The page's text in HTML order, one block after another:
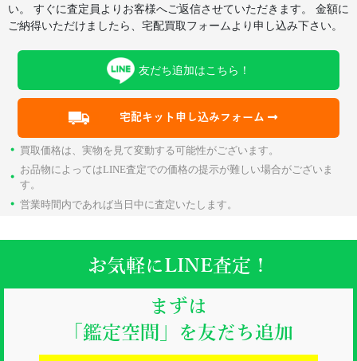
い。
すぐに査定員よりお客様へご返信させていただきます。
金額に
ご納得いただけましたら、宅配買取フォームより申し込み下さい。
友だち追加はこちら！
宅配キット申し込みフォーム
・ 買取価格は、実物を見て変動する可能性がございます。
・ お品物によってはLINE査定での価格の提示が難しい場合がございま
す。
・ 営業時間内であれば当日中に査定いたします。
お気軽にLINE査定！
まずは
「鑑定空間」を友だち追加